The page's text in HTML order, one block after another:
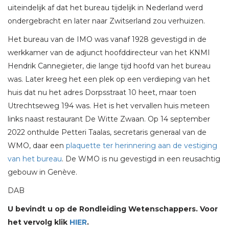
uiteindelijk af dat het bureau tijdelijk in Nederland werd
ondergebracht en later naar Zwitserland zou verhuizen.
Het bureau van de IMO was vanaf 1928 gevestigd in de
werkkamer van de adjunct hoofddirecteur van het KNMI
Hendrik Cannegieter, die lange tijd hoofd van het bureau
was. Later kreeg het een plek op een verdieping van het
huis dat nu het adres Dorpsstraat 10 heet, maar toen
Utrechtseweg 194 was. Het is het vervallen huis meteen
links naast restaurant De Witte Zwaan. Op 14 september
2022 onthulde Petteri Taalas, secretaris generaal van de
WMO, daar een plaquette ter herinnering aan de vestiging
van het bureau. De WMO is nu gevestigd in een reusachtig
gebouw in Genève.
DAB
U bevindt u op de Rondleiding Wetenschappers. Voor
het vervolg klik HIER.